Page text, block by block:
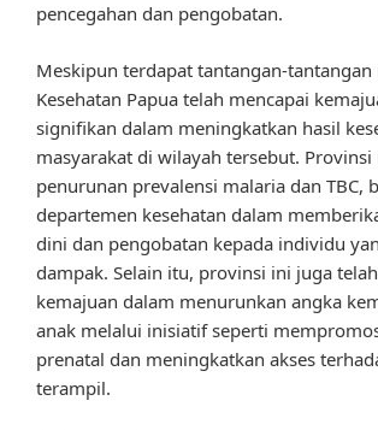
pencegahan dan pengobatan.
Meskipun terdapat tantangan-tantangan
Kesehatan Papua telah mencapai
signifikan dalam meningkatkan hasil
masyarakat di wilayah tersebut.
penurunan prevalensi malaria dan TBC,
departemen kesehatan dalam
dini dan pengobatan kepada individu
dampak. Selain itu, provinsi ini juga
kemajuan dalam menurunkan angka
anak melalui inisiatif seperti
prenatal dan meningkatkan akses
terampil.